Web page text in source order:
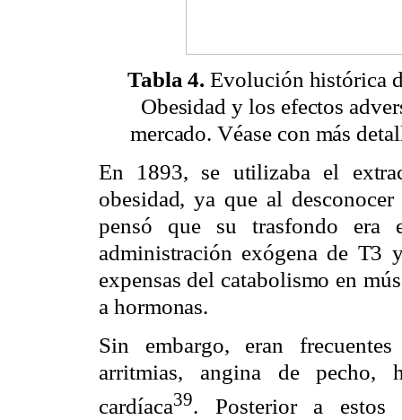
Tabla 4. Evolución histórica
Obesidad y los efectos
mercado. Véase con más
En 1893, se utilizaba el
obesidad, ya que al
pensó que su trasfondo
administración exógena de T3
expensas del catabolismo en
a hormonas.
Sin embargo, eran
arritmias, angina de pecho,
cardíaca39. Posterior a estos